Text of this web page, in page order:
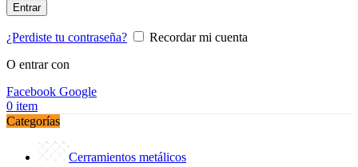
Entrar
¿Perdiste tu contraseña?
Recordar mi cuenta
O entrar con
Facebook Google
0 item
Categorías
Cerramientos metálicos